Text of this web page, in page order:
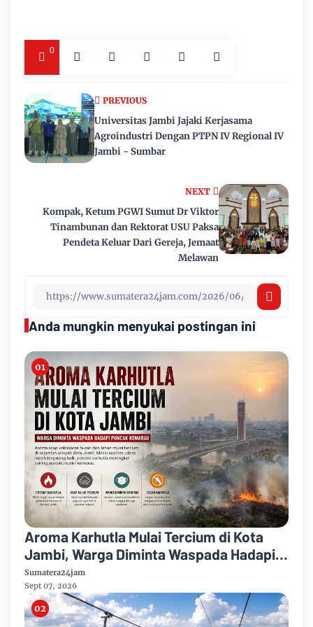
0
NEXT
Kompak, Ketum PGWI Sumut Dr Viktor
Tinambunan dan Rektorat USU Paksa
Pendeta Keluar Dari Gereja, Jemaat
Melawan
PREVIOUS
Universitas Jambi Jajaki Kerjasama
Agroindustri Dengan PTPN IV Regional IV
Jambi - Sumbar
Anda mungkin menyukai postingan ini
Aroma Karhutla Mulai Tercium di Kota
Jambi, Warga Diminta Waspada Hadapi
Puncak Kemarau
Sumatera24jam
Sept 07, 2026